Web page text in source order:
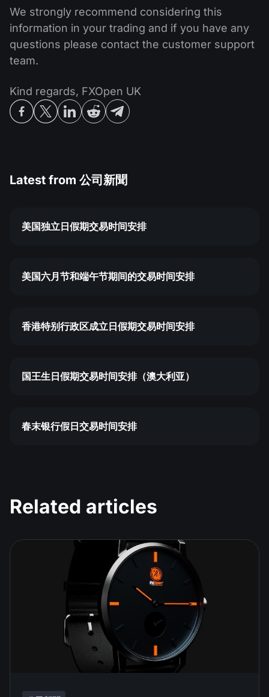
We strongly recommend considering this
information in your trading and if you have any
questions please contact the customer support
team.
Kind regards, FXOpen UK
Latest from 公司新聞
美国独立日假期交易时间安排
美国六月节和端午节期间的交易时间安排
香港特别行政区成立日假期交易时间安排
国王生日假期交易时间安排（澳大利亚）
春末银行假日交易时间安排
Related articles